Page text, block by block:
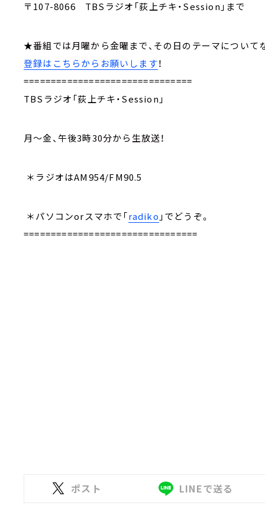
〒107-8066 TBSラジオ「荻上チキ・Session」まで
★番組では月曜から金曜まで、その日のテーマについ
登録はこちらからお願いします！
===============================
TBSラジオ「荻上チキ・Session」
月～金、午後3時30分から生放送！
＊ラジオはAM954/FM90.5
＊パソコンorスマホで「radiko 」でどうぞ。
================================
ポスト LINEで送る